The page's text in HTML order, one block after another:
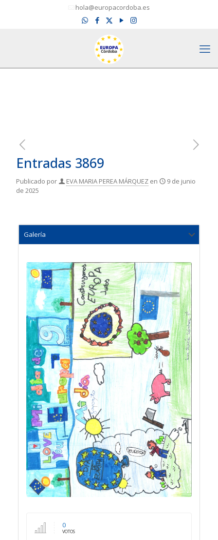
hola@europacordoba.es
Entradas 3869
Publicado por EVA MARIA PEREA MÁRQUEZ en
9 de junio
de 2025
0
VOTOS